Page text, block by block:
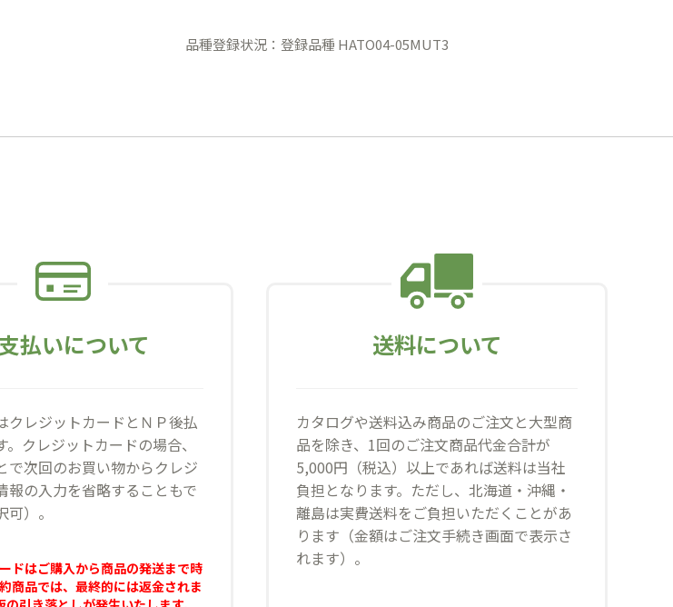
品種登録状況：登録品種 HATO04-05MUT3
払いについて
クレジットカードとＮＰ後払
。クレジットカードの場合、
で次回のお買い物からクレジ
報の入力を省略することもで
）。
ドはご購入から商品の発送まで時
商品では、最終的には返金されま
送料について
カタログや送料込み商品のご注文と大型商
品を除き、1回のご注文商品代金合計が
5,000円（税込）以上であれば送料は当社
負担となります。ただし、北海道・沖縄・
離島は実費送料をご負担いただくことがあ
ります（金額はご注文手続き画面で表示さ
れます）。